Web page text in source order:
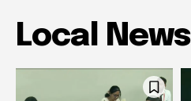
Local News